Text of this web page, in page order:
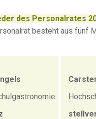
des Personalrates
besteht aus fünf